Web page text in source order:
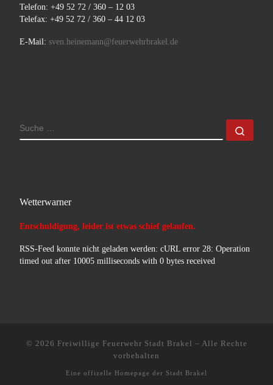
Telefon: +49 52 72 / 360 – 12 03
Telefax: +49 52 72 / 360 – 44 12 03
E-Mail: sven.heinemann@feuerwehrbrakel.de
SUCHE
Wetterwarner
Entschuldigung, leider ist etwas schief gelaufen.
RSS-Feed konnte nicht geladen werden: cURL error 28: Operation
timed out after 10005 milliseconds with 0 bytes received
© 2026 Freiwillige Feuerwehr Stadt Brakel – Alle Rechte
vorbehalten
Eine offizelle Homepage der Stadt Brakel